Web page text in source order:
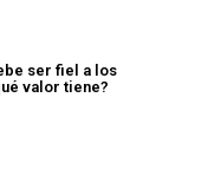
ser fiel a los
valor tiene?